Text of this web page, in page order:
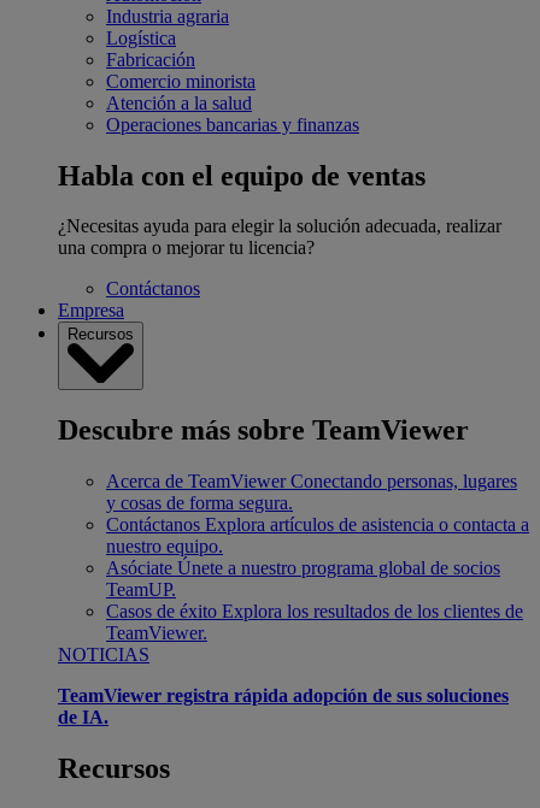
Industria agraria
Logística
Fabricación
Comercio minorista
Atención a la salud
Operaciones bancarias y finanzas
Habla con el equipo de ventas
¿Necesitas ayuda para elegir la solución adecuada, realizar
una compra o mejorar tu licencia?
Contáctanos
Empresa
Recursos
Descubre más sobre TeamViewer
Acerca de TeamViewer Conectando personas, lugares
y cosas de forma segura.
Contáctanos Explora artículos de asistencia o contacta a
nuestro equipo.
Asóciate Únete a nuestro programa global de socios
TeamUP.
Casos de éxito Explora los resultados de los clientes de
TeamViewer.
NOTICIAS
TeamViewer registra rápida adopción de sus soluciones
de IA.
Recursos